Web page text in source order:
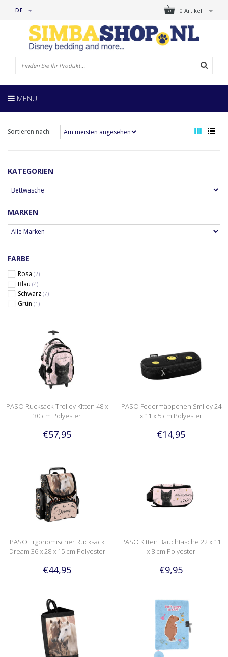
0 Artikel
DE
MENU
Sortieren nach:
KATEGORIEN
MARKEN
FARBE
Rosa (2)
Blau (4)
Schwarz (7)
Grün (1)
PASO Rucksack-Trolley Kitten 48 x
30 cm Polyester
€57,95
PASO Federmäppchen Smiley 24
x 11 x 5 cm Polyester
€14,95
PASO Ergonomischer Rucksack
Dream 36 x 28 x 15 cm Polyester
€44,95
PASO Kitten Bauchtasche 22 x 11
x 8 cm Polyester
€9,95